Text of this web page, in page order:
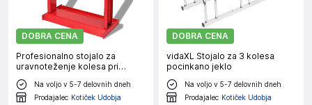
vsakega kolesarja. Izberite med različnimi dodatki za
kolesarjenje in si popestrite vašo vožnjo. Dodajte v košarico.
Nosilci in drugi dodatki za kolesa Odkrijte široko paleto
nosilcev in dodatkov za kolesa na naši spletni strani. Izbirajte
med različnimi modeli za varno in priročno prenašanje
kolesarske opreme. Poskrbite za udobno in varno kolesarjenje
z našimi kakovostnimi dodatki.
Več o tem.
DOBRA CENA
Profesionalno stojalo za
uravnoteženje kolesa pri
motorju rdeče
Na voljo v 5-7 delovnih dneh
Prodajalec Kotiček Udobja
DOBRA CENA
vidaXL Stojalo za 3 kolesa
pocinkano jeklo
Na voljo v 5-7 delovnih dneh
Prodajalec Kotiček Udobja